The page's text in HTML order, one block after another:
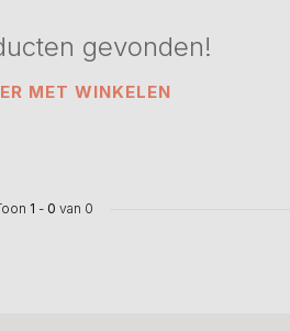
gevonden!
MET WINKELEN
1 - 0 van 0